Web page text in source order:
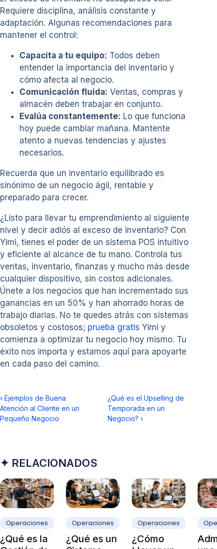
Requiere disciplina, análisis constante y
adaptación. Algunas recomendaciones para
mantener el control:
Capacita a tu equipo: Todos deben
entender la importancia del inventario y
cómo afecta al negocio.
Comunicación fluida: Ventas, compras y
almacén deben trabajar en conjunto.
Evalúa constantemente: Lo que funciona
hoy puede cambiar mañana. Mantente
atento a nuevas tendencias y ajustes
necesarios.
Recuerda que un inventario equilibrado es
sinónimo de un negocio ágil, rentable y
preparado para crecer.
¿Listo para llevar tu emprendimiento al siguiente
nivel y decir adiós al exceso de inventario? Con
Yimi, tienes el poder de un sistema POS intuitivo
y eficiente al alcance de tu mano. Controla tus
ventas, inventario, finanzas y mucho más desde
cualquier dispositivo, sin costos adicionales.
Únete a los negocios que han incrementado sus
ganancias en un 50% y han ahorrado horas de
trabajo diarias. No te quedes atrás con sistemas
obsoletos y costosos; prueba gratis Yimi y
comienza a optimizar tu negocio hoy mismo. Tu
éxito nos importa y estamos aquí para apoyarte
en cada paso del camino.
‹ Ejemplos de Buena
Atención al Cliente en un
Pequeño Negocio
¿Qué es el Upselling de
Temporada en un
Negocio? ›
✦ RELACIONADOS
Operaciones
¿Qué es la
Operaciones
¿Qué es un
Operaciones
¿Cómo